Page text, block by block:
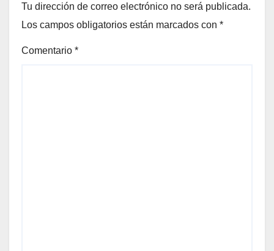
Tu dirección de correo electrónico no será publicada.
Los campos obligatorios están marcados con *
Comentario *